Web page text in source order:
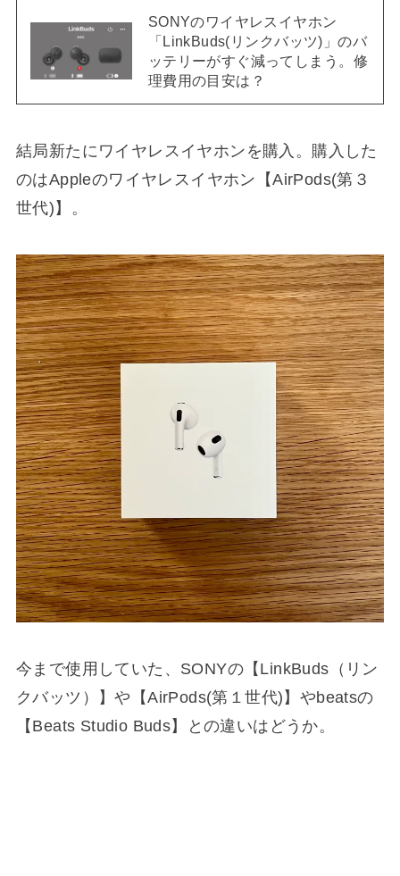
SONYのワイヤレスイヤホン
「LinkBuds(リンクバッツ)」のバ
ッテリーがすぐ減ってしまう。修
理費用の目安は？
結局新たにワイヤレスイヤホンを購入。購入した
のはAppleのワイヤレスイヤホン【AirPods(第３
世代)】。
今まで使用していた、SONYの【LinkBuds（リン
クバッツ）】や【AirPods(第１世代)】やbeatsの
【Beats Studio Buds】との違いはどうか。